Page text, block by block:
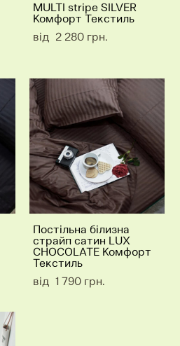
MULTI stripe SILVER
Комфорт Текстиль
від 2 280 грн.
Постільна білизна
страйп сатин LUX
CHOCOLATE Комфорт
Текстиль
від 1 790 грн.